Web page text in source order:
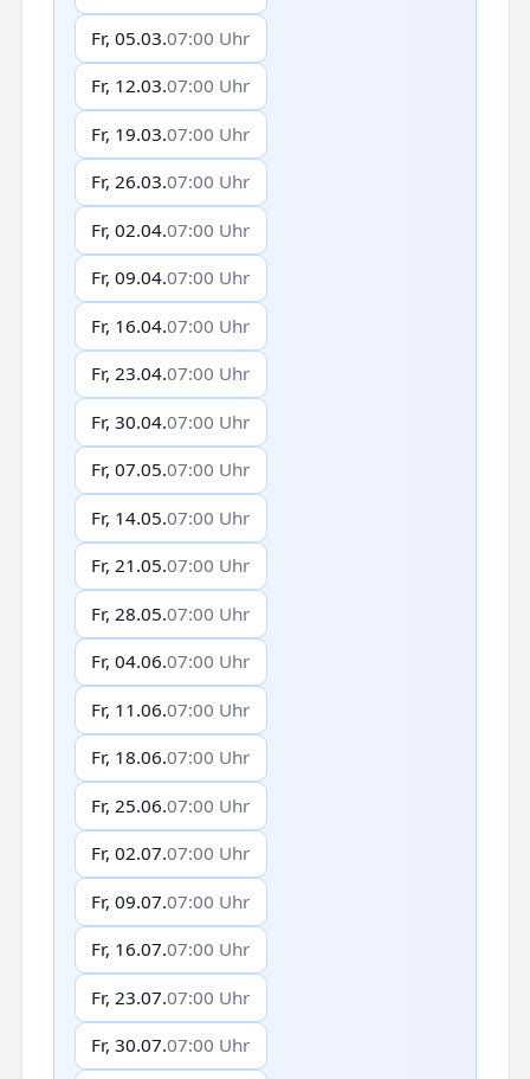
Fr, 05.03.07:00 Uhr
Fr, 12.03.07:00 Uhr
Fr, 19.03.07:00 Uhr
Fr, 26.03.07:00 Uhr
Fr, 02.04.07:00 Uhr
Fr, 09.04.07:00 Uhr
Fr, 16.04.07:00 Uhr
Fr, 23.04.07:00 Uhr
Fr, 30.04.07:00 Uhr
Fr, 07.05.07:00 Uhr
Fr, 14.05.07:00 Uhr
Fr, 21.05.07:00 Uhr
Fr, 28.05.07:00 Uhr
Fr, 04.06.07:00 Uhr
Fr, 11.06.07:00 Uhr
Fr, 18.06.07:00 Uhr
Fr, 25.06.07:00 Uhr
Fr, 02.07.07:00 Uhr
Fr, 09.07.07:00 Uhr
Fr, 16.07.07:00 Uhr
Fr, 23.07.07:00 Uhr
Fr, 30.07.07:00 Uhr